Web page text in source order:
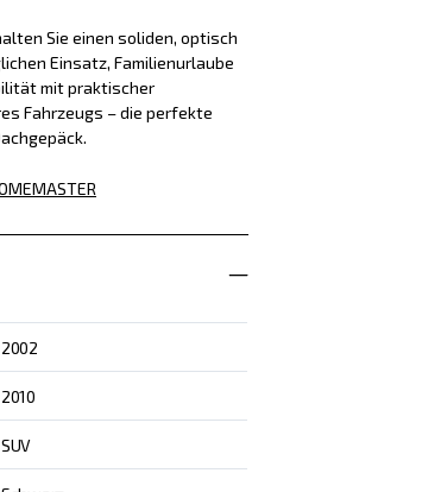
Sie einen soliden, optisch
Einsatz, Familienurlaube
mit praktischer
Fahrzeugs – die perfekte
2002
2010
SUV